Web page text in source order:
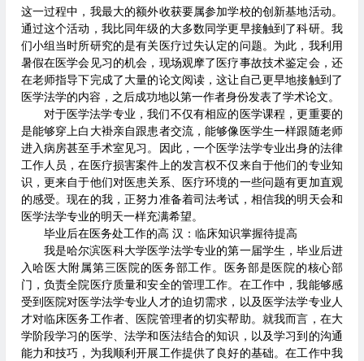
这一过程中，我最大的额外收获要属参加学校的创新基地活动。
通过这个活动，我比同年级的大多数同学更早接触到了科研。我
们小组当时所研究的是有关医疗过失认定的问题。为此，我利用
暑假在医学会见习的机会，现场观摩了医疗事故技术鉴定会，还
在老师指导下完成了大量的论文阅读，这让自己更早地接触到了
医学法学的内容，之后成功地以第一作者身份发表了学术论文。
对于医学法学专业，我们不仅有相应的医学课程，更重要的
是能够穿上白大褂亲自跟患者交流，能够像医学生一样跟随老师
进入病房甚至手术室见习。因此，一个医学法学专业出身的法律
工作人员，在医疗损害案件上的发言权不仅来自于他们的专业知
识，更来自于他们对医患关系、医疗环境的一些问题有更加直观
的感受。现在的我，正努力准备着司法考试，相信我的明天会和
医学法学专业的明天一样充满希望。
毕业后在医务处工作的高 汉：临床知识掌握待提高
我是哈尔滨医科大学医学法学专业的第一届学生，毕业后进
入哈医大附属第三医院的医务部工作。医务部是医院的核心部
门，负责全院医疗质量和安全的管理工作。在工作中，我能够感
受到医院对医学法学专业人才的迫切需求，以及医学法学专业人
才对临床医务工作者、医院管理者的切实帮助。就我而言，在大
学阶段学习的医学、法学和医法结合的知识，以及学习到的沟通
能力和技巧，为我顺利开展工作提供了良好的基础。在工作中我